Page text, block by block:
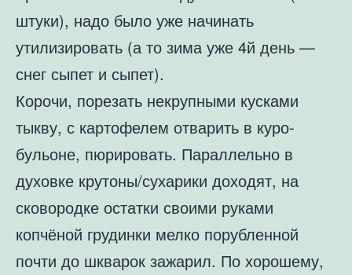
штуки), надо было уже начинать
утилизировать (а то зима уже 4й день —
снег сыпет и сыпет).
Корочи, порезать некрупными кусками
тыкву, с картофелем отварить в куро-
бульоне, пюрировать. Параллельно в
духовке крутоны/сухарики доходят, на
сковородке остатки своими руками
копчёной грудинки мелко порубленной
почти до шкварок зажарил. По хорошему,